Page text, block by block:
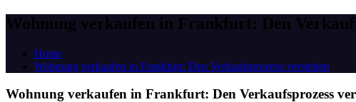
Wohnung verkaufen in Frankfurt: Den
Home
Wohnung verkaufen in Frankfurt: Den Verkaufsprozess verstehen
Wohnung verkaufen in Frankfurt: Den Verkaufsprozess